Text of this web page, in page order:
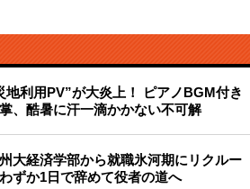
地利用PV”が大炎上！ ピアノBGM付き
、酷暑に汗一滴かかない不可解
大経済学部から就職氷河期にリクルー
ずか1日で辞めて役者の道へ